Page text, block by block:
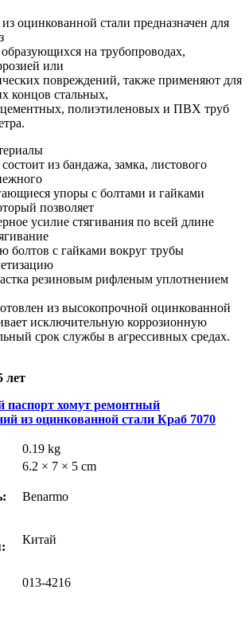
оцинкованной стали предназначен для
на трубопроводах,
или
повреждений, также применяют для
концов стальных,
полиэтиленовых и ПВХ труб
из бандажа, замка, листового
упоры с болтами и гайками
позволяет
усилие стягивания по всей длине
болтов с гайками вокруг трубы
резиновым рифленым уплотнением
из высокопрочной оцинкованной
исключительную коррозионную
срок службы в агрессивных средах.
лет
паспорт хомут ремонтный
из оцинкованной стали Краб 7070
0.19 kg
6.2 × 7 × 5 cm
Benarmo
Китай
013-4216